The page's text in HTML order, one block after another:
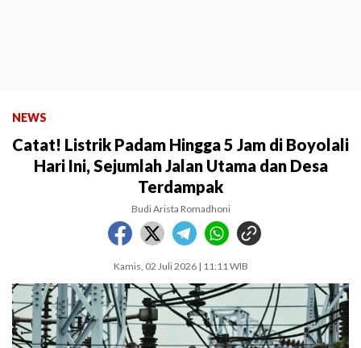
NEWS
Catat! Listrik Padam Hingga 5 Jam di Boyolali
Hari Ini, Sejumlah Jalan Utama dan Desa
Terdampak
Budi Arista Romadhoni
Kamis, 02 Juli 2026 | 11:11 WIB